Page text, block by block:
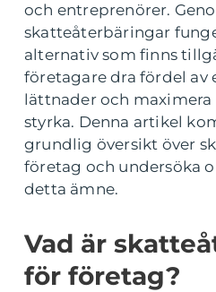
och entreprenörer.
skatteåterbäringar
alternativ som finns
företagare dra fördel av
lättnader och maximera
styrka. Denna artikel
grundlig översikt över
företag och undersöka
detta ämne.
Vad är
för företag?